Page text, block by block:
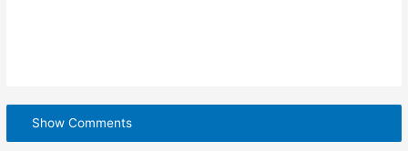
Show Comments